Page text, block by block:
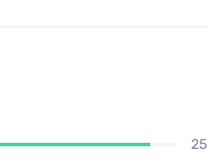
25